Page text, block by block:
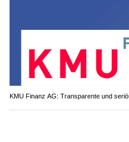
KMU Finanz AG: Transparente und